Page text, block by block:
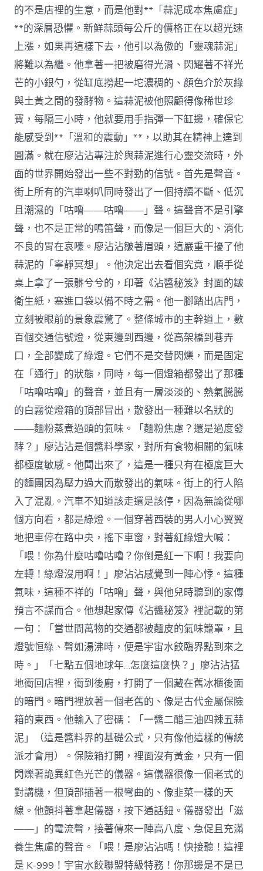
的不是店裡的生意，而是他對**「蒜泥成本焦慮症」
**的深層恐懼。新鮮蒜頭每公斤的價格正在以超光速
上漲，如果再這樣下去，他引以為傲的「靈魂蒜泥」
將難以為繼。他拿著一把被磨得光滑、閃耀著不祥光
芒的小銀勺，從缸底撈起一坨濃稠的、顏色介於灰綠
與土黃之間的發酵物。這蒜泥被他照顧得像稀世珍
寶，每隔三小時，他就要用手指彈一下缸邊，確保它
能感受到**「溫和的震動」**，以助其在精神上達到
圓滿。就在廖沾沾專注於與蒜泥進行心靈交流時，外
面的世界開始發出一些不對勁的信號。首先是聲音。
街上所有的汽車喇叭同時發出了一個持續不斷、低沉
且潮濕的「咕嚕——咕嚕——」聲。這聲音不是引擎
聲，也不是正常的鳴笛聲，而像是一個巨大的、消化
不良的胃在哀嚎。廖沾沾皺著眉頭，這嚴重干擾了他
蒜泥的「寧靜冥想」。他決定出去看個究竟，順手從
桌上拿了一張髒兮兮的，印著《沾醬秘笈》封面的皺
衛生紙，塞進口袋以備不時之需。他一腳踏出店門，
立刻被眼前的景象震驚了。整條城市的主幹道上，數
百個交通信號燈，從東邊到西邊，從高架橋到巷弄
口，全部變成了綠燈。它們不是交替閃爍，而是固定
在「通行」的狀態，同時，每一個燈箱都發出了那種
「咕嚕咕嚕」的聲音，並且有一層淡淡的、熱氣騰騰
的白霧從燈箱的頂部冒出，散發出一種難以名狀的
——麵粉蒸煮過頭的氣味。「麵粉焦慮？還是過度發
酵？」廖沾沾是個醬料學家，對所有食物相關的氣味
都極度敏感。他聞出來了，這是一種只有在極度巨大
的麵團因為壓力過大而散發出的氣味。街上的行人陷
入了混亂。汽車不知道該走還是該停，因為無論從哪
個方向看，都是綠燈。一個穿著西裝的男人小心翼翼
地把車停在路中央，搖下車窗，對著紅綠燈大喊：
「喂！你為什麼咕嚕咕嚕？你倒是紅一下啊！我要向
左轉！綠燈沒用啊！」廖沾沾感覺到一陣心悸。這種
氣味，這種不祥的「咕嚕」聲，與他兒時聽到的家傳
預言不謀而合。他想起家傳《沾醬秘笈》裡記載的第
一句：「當世間萬物的交通都被麵皮的氣味籠罩，且
燈號恒綠、聲如湯沸時，便是宇宙水餃臨界點到來之
時。」「七點五個地球年…怎麼這麼快？」廖沾沾猛
地衝回店裡，衝到後廚，打開了一個藏在舊冰櫃後面
的暗門。暗門裡放著一個老舊的、像是古代金屬保險
箱的東西。他輸入了密碼：「一醬二醋三油四辣五蒜
泥」（這是醬料界的基礎公式，只有像他這樣的傳統
派才會用）。保險箱打開，裡面沒有黃金，只有一個
閃爍著詭異紅色光芒的儀器。這儀器很像一個老式的
對講機，但頂部插著一根彎曲的、像韭菜一樣的天
線。他顫抖著拿起儀器，按下通話鈕。儀器發出「滋
——」的電流聲，接著傳來一陣高八度、急促且充滿
養生焦慮的聲音。「喂！是廖沾沾嗎！快接聽！這裡
是 K-999！宇宙水餃聯盟特級特務！你那邊是不是已